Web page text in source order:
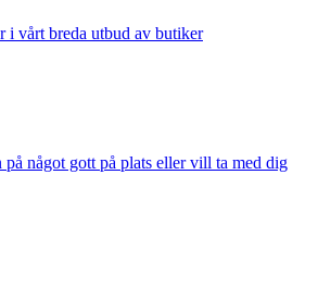
i vårt breda utbud av butiker
på något gott på plats eller vill ta med dig